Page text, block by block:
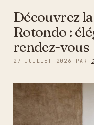
Découvrez
Rotondo :
rendez-vous
27 JUILLET 2026 PAR